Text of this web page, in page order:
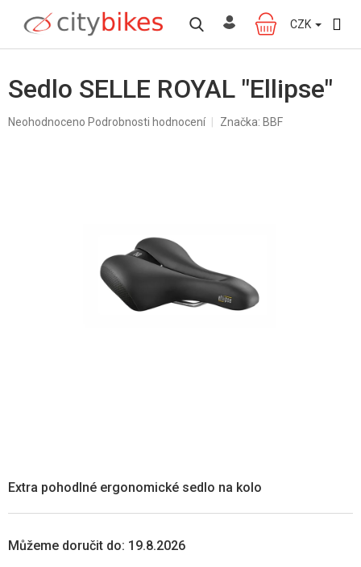
obsah
NÁKUPNÍ
KOŠÍK
CZK
Sedlo SELLE ROYAL "Ellipse"
Průměrné
Neohodnoceno Podrobnosti hodnocení Značka: BBF
Můžeme doručit do: 19.8.2026
Extra pohodlné ergonomické sedlo na kolo